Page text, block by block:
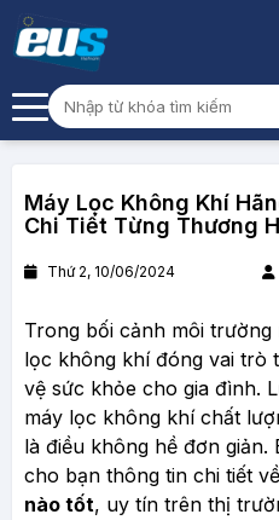
Máy Lọc Không Khí
Chi Tiết Từng Thương
Thứ 2, 10/06/2024
Trong bối cảnh môi
lọc không khí đóng vai trò
vệ sức khỏe cho gia đình.
máy lọc không khí chất
là điều không hề đơn giản.
cho bạn thông tin chi tiết về
nào tốt, uy tín trên thị